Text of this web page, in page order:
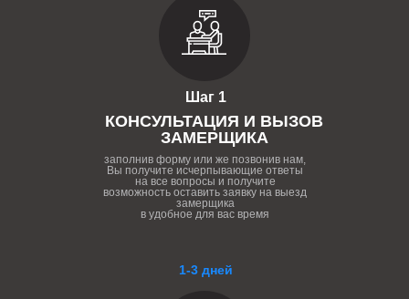
1-3 дней
Шаг 1
КОНСУЛЬТАЦИЯ И ВЫЗОВ
ЗАМЕРЩИКА
заполнив форму или же позвонив нам,
Вы получите исчерпывающие ответы
на все вопросы и получите
возможность оставить заявку на выезд
замерщика
в удобное для вас время